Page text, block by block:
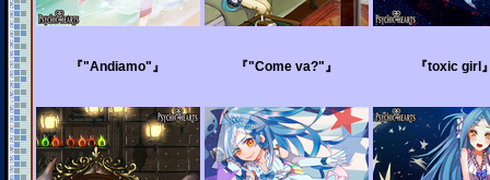
『"Andiamo"』 『"Come va?"』 『toxic girl